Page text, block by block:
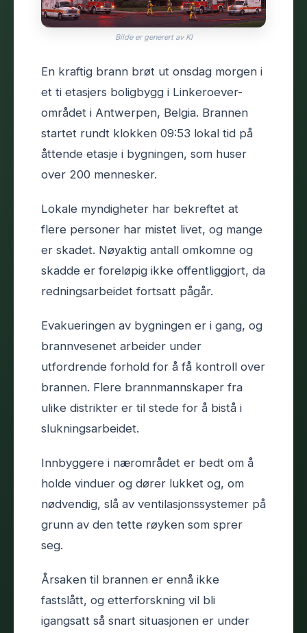
Bilde er generert av KI
En kraftig brann brøt ut onsdag morgen i
et ti etasjers boligbygg i Linkeroever-
området i Antwerpen, Belgia. Brannen
startet rundt klokken 09:53 lokal tid på
åttende etasje i bygningen, som huser
over 200 mennesker.
Lokale myndigheter har bekreftet at
flere personer har mistet livet, og mange
er skadet. Nøyaktig antall omkomne og
skadde er foreløpig ikke offentliggjort, da
redningsarbeidet fortsatt pågår.
Evakueringen av bygningen er i gang, og
brannvesenet arbeider under
utfordrende forhold for å få kontroll over
brannen. Flere brannmannskaper fra
ulike distrikter er til stede for å bistå i
slukningsarbeidet.
Innbyggere i nærområdet er bedt om å
holde vinduer og dører lukket og, om
nødvendig, slå av ventilasjonssystemer på
grunn av den tette røyken som sprer
seg.
Årsaken til brannen er ennå ikke
fastslått, og etterforskning vil bli
igangsatt så snart situasjonen er under